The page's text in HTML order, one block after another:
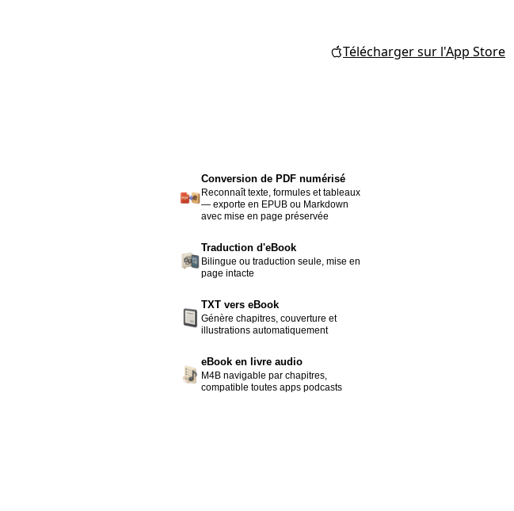
Télécharger sur l'App Store
Conversion de PDF numérisé
Reconnaît texte, formules et tableaux
— exporte en EPUB ou Markdown
avec mise en page préservée
Traduction d'eBook
Bilingue ou traduction seule, mise en
page intacte
TXT vers eBook
Génère chapitres, couverture et
illustrations automatiquement
eBook en livre audio
M4B navigable par chapitres,
compatible toutes apps podcasts